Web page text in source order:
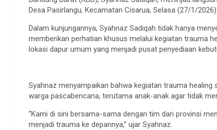
Desa Pasirlangu, Kecamatan Cisarua, Selasa (27/1/2026).
Dalam kunjungannya, Syahnaz Sadiqah tidak hanya
memberikan perhatian khusus melalui kegiatan trauma
lokasi dapur umum yang menjadi pusat penyediaan
Syahnaz menyampaikan bahwa kegiatan trauma
warga pascabencana, terutama anak-anak agar tidak
“Kami di sini bersama-sama dengan tim dari provinsi
menjadi trauma ke depannya,” ujar Syahnaz.